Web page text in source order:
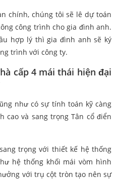
chính, chúng tôi sẽ lê dự toán
công trình cho gia đình anh.
hợp lý thì gia đình anh sẽ ký
trình với công ty.
cấp 4 mái thái hiện đại
như có sự tính toán kỹ càng
cao và sang trọng Tân cổ điển
trọng với thiết kế hệ thống
hệ thống khối mái vòm hình
với trụ cột tròn tạo nên sự